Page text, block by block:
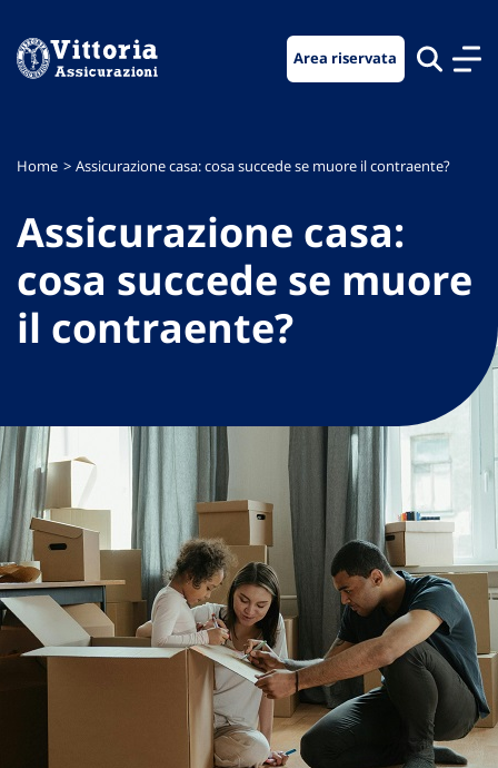
menu
contenuto
footer
Area riservata
Home Assicurazione casa: cosa succede se muore il contraente?
Assicurazione casa:
cosa succede se muore
il contraente?